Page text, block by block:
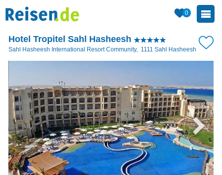
0
Hotel Tropitel Sahl Hasheesh
Sahl Hasheesh International Resort Community, 1111 Sahl Hasheesh